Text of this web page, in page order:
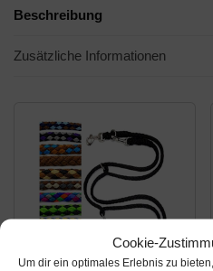
Cookie-
Um dir ein optimales Erlebnis zu
Beschreibung
Zusätzliche Informationen